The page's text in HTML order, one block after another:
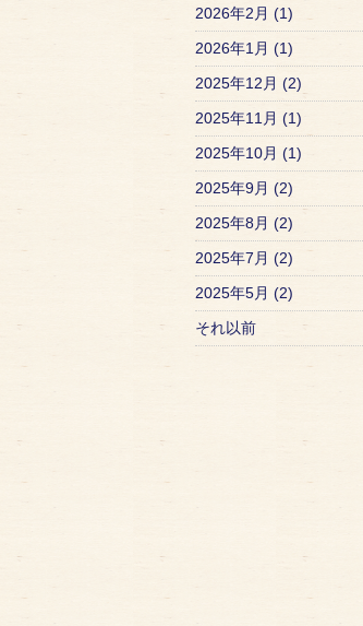
2026年2月 (1)
2026年1月 (1)
2025年12月 (2)
2025年11月 (1)
2025年10月 (1)
2025年9月 (2)
2025年8月 (2)
2025年7月 (2)
2025年5月 (2)
それ以前